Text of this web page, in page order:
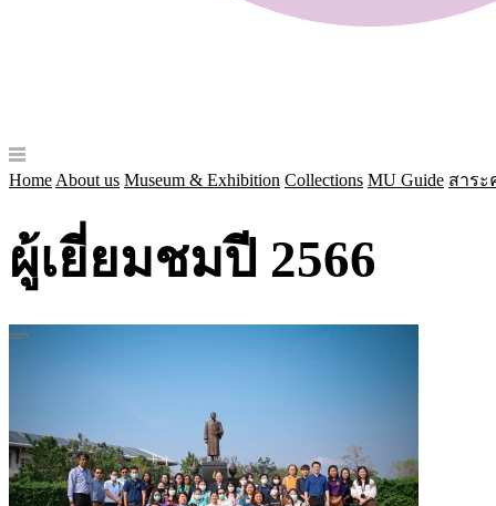
Home About us Museum & Exhibition Collections MU Guide สาระ
ผู้เยี่ยมชมปี 2566